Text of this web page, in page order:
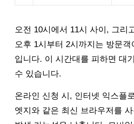
오전 10시에서 11시 사이, 그리
오후 1시부터 2시까지는 방문객
입니다. 이 시간대를 피하면 대
수 있습니다.
온라인 신청 시, 인터넷 익스플
엣지와 같은 최신 브라우저를